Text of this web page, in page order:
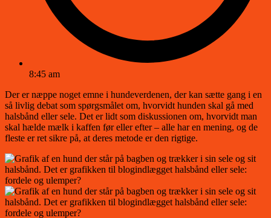
8:45 am
Der er næppe noget emne i hundeverdenen, der kan sætte gang i en
så livlig debat som spørgsmålet om, hvorvidt hunden skal gå med
halsbånd eller sele. Det er lidt som diskussionen om, hvorvidt man
skal hælde mælk i kaffen før eller efter – alle har en mening, og de
fleste er ret sikre på, at deres metode er den rigtige.